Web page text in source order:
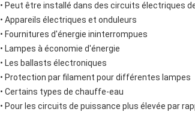
• Peut être installé dans des circuits électriques
• Appareils électriques et onduleurs
• Fournitures d'énergie ininterrompues
• Lampes à économie d'énergie
• Les ballasts électroniques
• Protection par filament pour différentes lampes
• Certains types de chauffe-eau
• Pour les circuits de puissance plus élevée par